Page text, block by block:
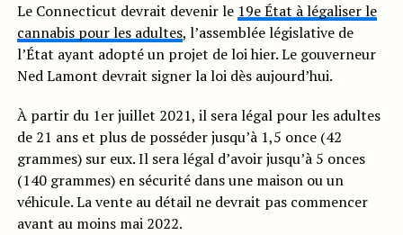
Le Connecticut devrait devenir le 19e État à légaliser le
cannabis pour les adultes, l’assemblée législative de
l’État ayant adopté un projet de loi hier. Le gouverneur
Ned Lamont devrait signer la loi dès aujourd’hui.
À partir du 1er juillet 2021, il sera légal pour les adultes
de 21 ans et plus de posséder jusqu’à 1,5 once (42
grammes) sur eux. Il sera légal d’avoir jusqu’à 5 onces
(140 grammes) en sécurité dans une maison ou un
véhicule. La vente au détail ne devrait pas commencer
avant au moins mai 2022.